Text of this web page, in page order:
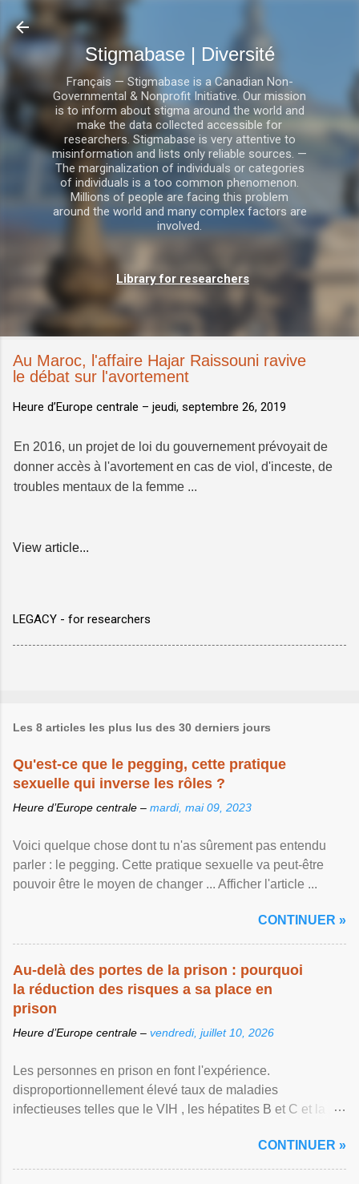
Stigmabase | Diversité
Français — Stigmabase is a Canadian Non-
Governmental & Nonprofit Initiative. Our mission
is to inform about stigma around the world and
make the data collected accessible for
researchers. Stigmabase is very attentive to
misinformation and lists only reliable sources. —
The marginalization of individuals or categories
of individuals is a too common phenomenon.
Millions of people are facing this problem
around the world and many complex factors are
involved.
Library for researchers
Au Maroc, l'affaire Hajar Raissouni ravive
le débat sur l'avortement
Heure d’Europe centrale – jeudi, septembre 26, 2019
En 2016, un projet de loi du gouvernement prévoyait de
donner accès à l'avortement en cas de viol, d'inceste, de
troubles mentaux de la femme ...
View article...
LEGACY - for researchers
Les 8 articles les plus lus des 30 derniers jours
Qu'est-ce que le pegging, cette pratique
sexuelle qui inverse les rôles ?
Heure d’Europe centrale – mardi, mai 09, 2023
Voici quelque chose dont tu n'as sûrement pas entendu
parler : le pegging. Cette pratique sexuelle va peut-être
pouvoir être le moyen de changer ... Afficher l'article ...
CONTINUER »
Au-delà des portes de la prison : pourquoi
la réduction des risques a sa place en
prison
Heure d’Europe centrale – vendredi, juillet 10, 2026
Les personnes en prison en font l'expérience.
disproportionnellement élevé taux de maladies
infectieuses telles que le VIH , les hépatites B et C et la ...
CONTINUER »